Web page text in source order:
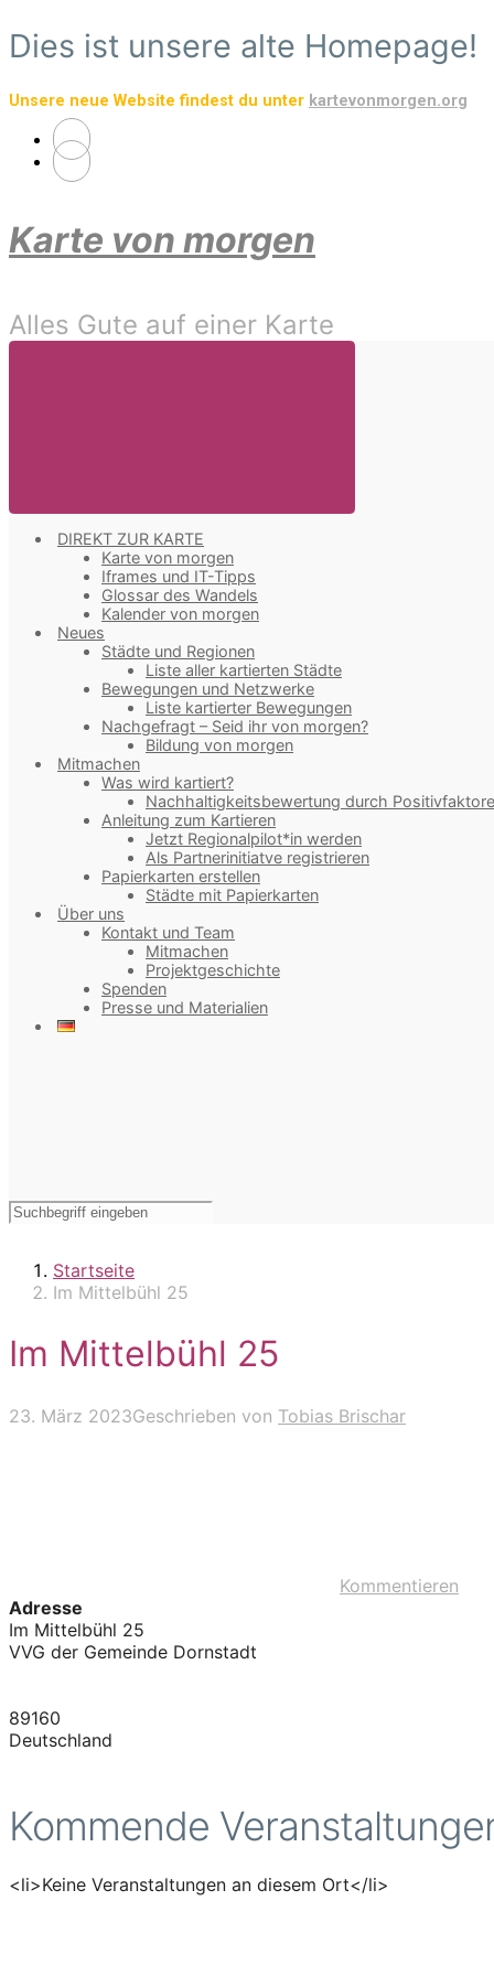
Zum
Hauptinhalt
Dies ist unsere alte Homepage!
Unsere neue Website findest du unter kartevonmorgen.org
Karte von morgen
Alles Gute auf einer Karte
DIREKT ZUR KARTE
Karte von morgen
Iframes und IT-Tipps
Glossar des Wandels
Kalender von morgen
Neues
Städte und Regionen
Liste aller kartierten Städte
Bewegungen und Netzwerke
Liste kartierter Bewegungen
Nachgefragt – Seid ihr von morgen?
Bildung von morgen
Mitmachen
Was wird kartiert?
Nachhaltigkeitsbewertung durch
Anleitung zum Kartieren
Jetzt Regionalpilot*in werden
Als Partnerinitiatve registrieren
Papierkarten erstellen
Städte mit Papierkarten
Über uns
Kontakt und Team
Mitmachen
Projektgeschichte
Spenden
Presse und Materialien
Startseite
Im Mittelbühl 25
Im Mittelbühl 25
23. März 2023Geschrieben von Tobias Brischar
Kommentieren
Adresse
Im Mittelbühl 25
VVG der Gemeinde Dornstadt
89160
Deutschland
Kommende
<li>Keine Veranstaltungen an diesem Ort</li>